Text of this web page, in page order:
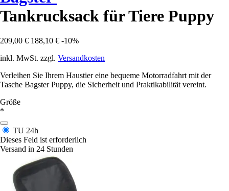
Tankrucksack für Tiere Puppy
209,00 € 188,10 € -10%
inkl. MwSt. zzgl. Versandkosten
Verleihen Sie Ihrem Haustier eine bequeme Motorradfahrt mit der
Tasche Bagster Puppy, die Sicherheit und Praktikabilität vereint.
Größe
*
TU 24h
Dieses Feld ist erforderlich
Versand in 24 Stunden